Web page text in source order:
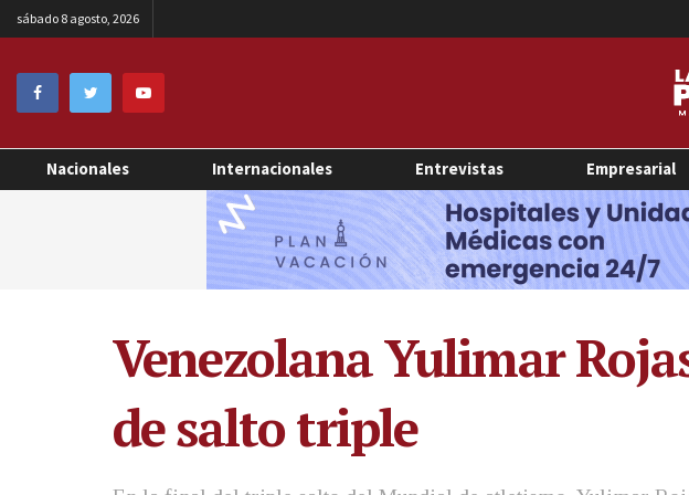
sábado 8 agosto, 2026
Nacionales Internacionales Entrevistas Empresarial
Venezolana Yulimar
de salto triple